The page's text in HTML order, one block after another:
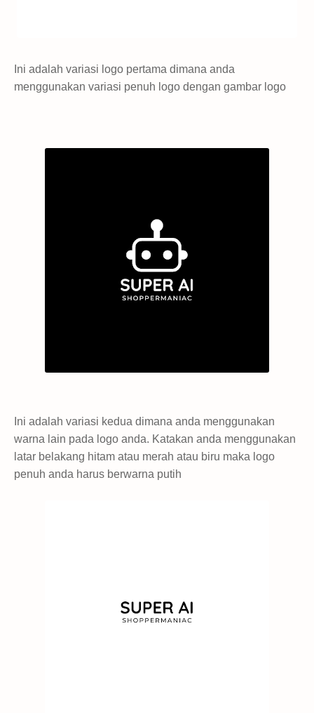
Ini adalah variasi logo pertama dimana anda
menggunakan variasi penuh logo dengan gambar logo
Ini adalah variasi kedua dimana anda menggunakan
warna lain pada logo anda. Katakan anda menggunakan
latar belakang hitam atau merah atau biru maka logo
penuh anda harus berwarna putih